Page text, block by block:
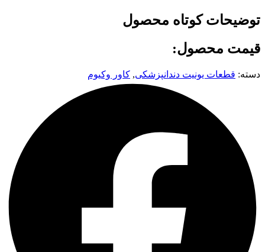
توضیحات کوتاه محصول
قیمت محصول:
دسته: قطعات یونیت دندانپزشکی, کاور وکیوم